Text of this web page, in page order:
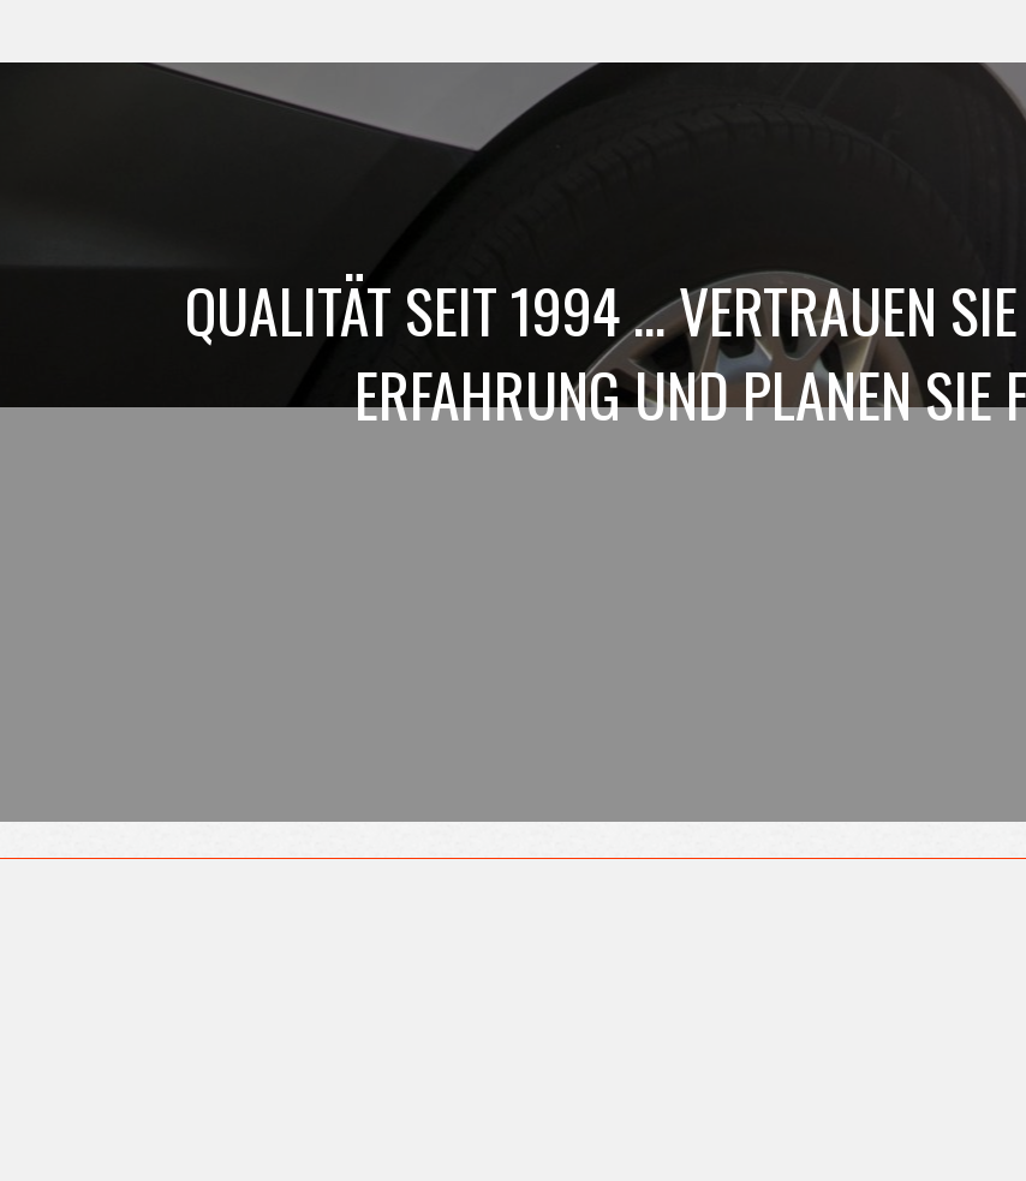
QUALITÄT SEIT 1994 ... VERTRAUEN
ERFAHRUNG UND PLANEN SIE